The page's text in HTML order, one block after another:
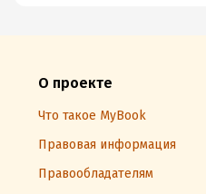
О проекте
Что такое MyBook
Правовая информация
Правообладателям